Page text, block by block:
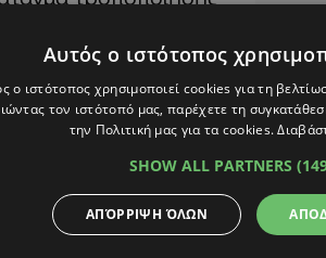
αναγνώστηκαν
και στις
Αυτός ο ιστότοπος
ο ιστότοπος χρησιμοποιεί cookies για τη
τον ιστότοπό μας, παρέχετε τη
την Πολιτική μας για τα cookies.
SHOW ALL PARTNERS
ΑΠΌΡΡΙΨΗ ΌΛΩΝ